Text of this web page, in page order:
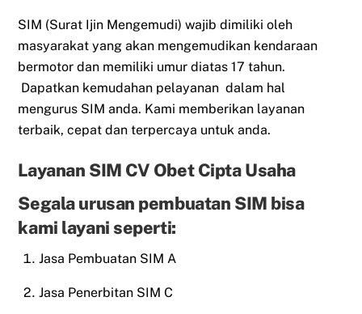
SIM (Surat Ijin Mengemudi) wajib dimiliki oleh
masyarakat yang akan mengemudikan kendaraan
bermotor dan memiliki umur diatas 17 tahun.
Dapatkan kemudahan pelayanan dalam hal
mengurus SIM anda. Kami memberikan layanan
terbaik, cepat dan terpercaya untuk anda.
Layanan SIM CV Obet Cipta Usaha
Segala urusan pembuatan SIM bisa
kami layani seperti:
Jasa Pembuatan SIM A
Jasa Penerbitan SIM C